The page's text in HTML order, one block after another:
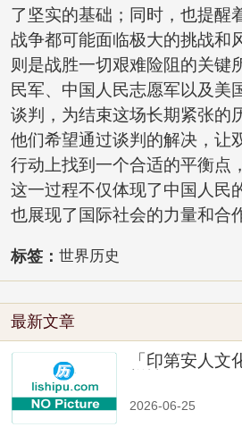
了坚实的基础；同时，也提醒
战争都可能面临极大的挑战和
则是战胜一切艰难险阻的关键
民军、中国人民志愿军以及美
谈判，为结束这场长期紧张的
他们希望通过谈判的解决，让
行动上找到一个合适的平衡点
这一过程不仅体现了中国人民
也展现了国际社会的力量和合
标签： 世界历史
最新文章
「印第安人文
2026-06-25